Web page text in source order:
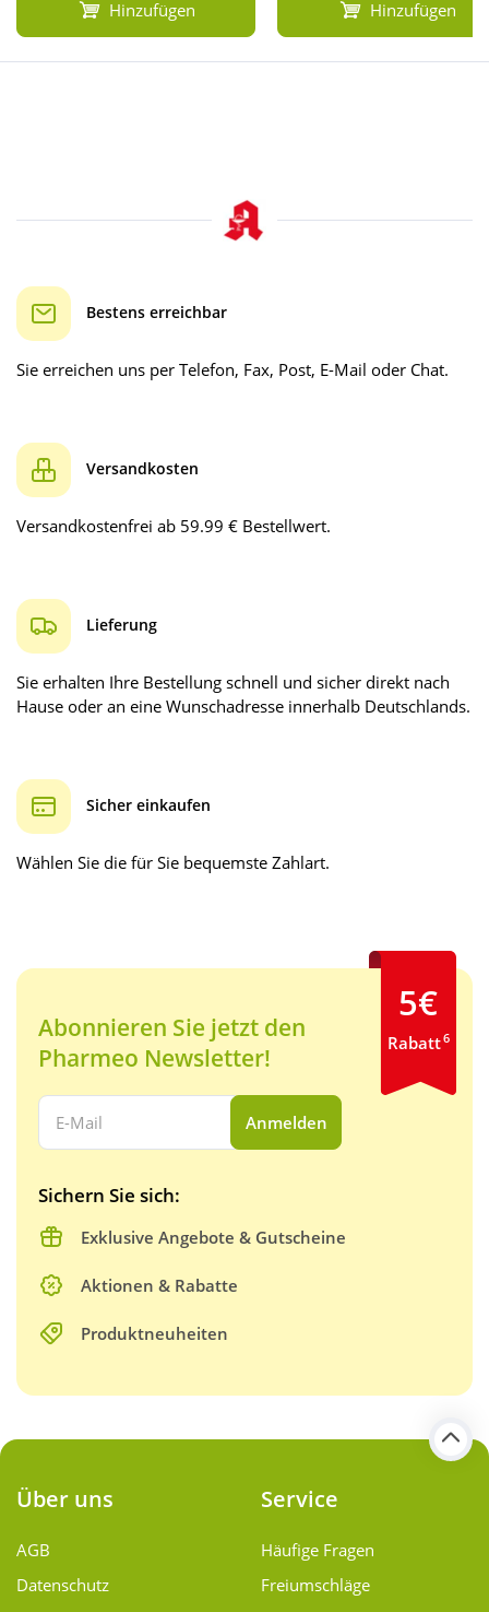
Hinzufügen Hinzufügen
Bestens erreichbar
Sie erreichen uns per Telefon, Fax, Post, E-Mail oder Chat.
Versandkosten
Versandkostenfrei ab 59.99 € Bestellwert.
Lieferung
Sie erhalten Ihre Bestellung schnell und sicher direkt nach
Hause oder an eine Wunschadresse innerhalb Deutschlands.
Sicher einkaufen
Wählen Sie die für Sie bequemste Zahlart.
Abonnieren Sie jetzt den
Pharmeo Newsletter!
Ihre E-Mail Adresse:
Anmelden
Sichern Sie sich:
Exklusive Angebote & Gutscheine
Aktionen & Rabatte
Produktneuheiten
5€
Rabatt6
Über uns
AGB
Datenschutz
Service
Häufige Fragen
Freiumschläge